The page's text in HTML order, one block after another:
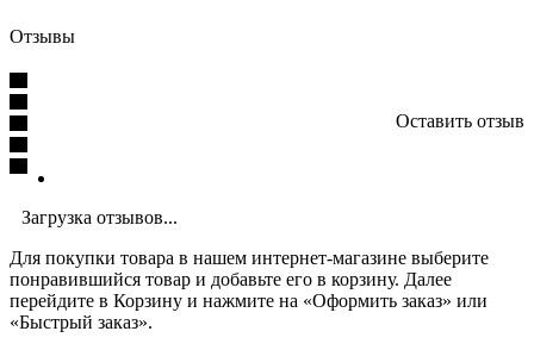
Отзывы
Оставить отзыв
Загрузка отзывов...
Для покупки товара в нашем интернет-магазине выберите
понравившийся товар и добавьте его в корзину. Далее
перейдите в Корзину и нажмите на «Оформить заказ» или
«Быстрый заказ».